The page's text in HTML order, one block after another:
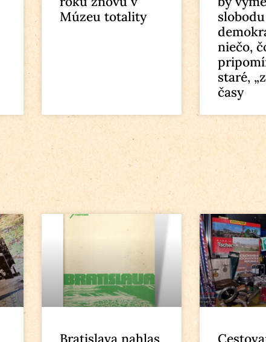
Múzeu totality
niečo,
staré,
časy
Bratislava nahlas